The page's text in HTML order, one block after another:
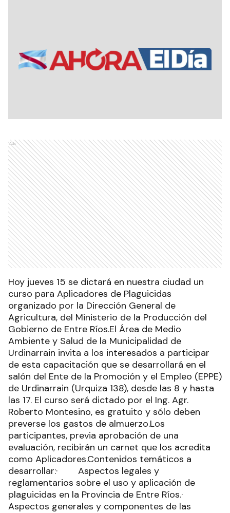
Ads
Hoy jueves 15 se dictará en nuestra ciudad un
curso para Aplicadores de Plaguicidas
organizado por la Dirección General de
Agricultura, del Ministerio de la Producción del
Gobierno de Entre Ríos.El Área de Medio
Ambiente y Salud de la Municipalidad de
Urdinarrain invita a los interesados a participar
de esta capacitación que se desarrollará en el
salón del Ente de la Promoción y el Empleo (EPPE)
de Urdinarrain (Urquiza 138), desde las 8 y hasta
las 17. El curso será dictado por el Ing. Agr.
Roberto Montesino, es gratuito y sólo deben
preverse los gastos de almuerzo.Los
participantes, previa aprobación de una
evaluación, recibirán un carnet que los acredita
como Aplicadores.Contenidos temáticos a
desarrollar:· Aspectos legales y
reglamentarios sobre el uso y aplicación de
plaguicidas en la Provincia de Entre Ríos.·
Aspectos generales y componentes de las